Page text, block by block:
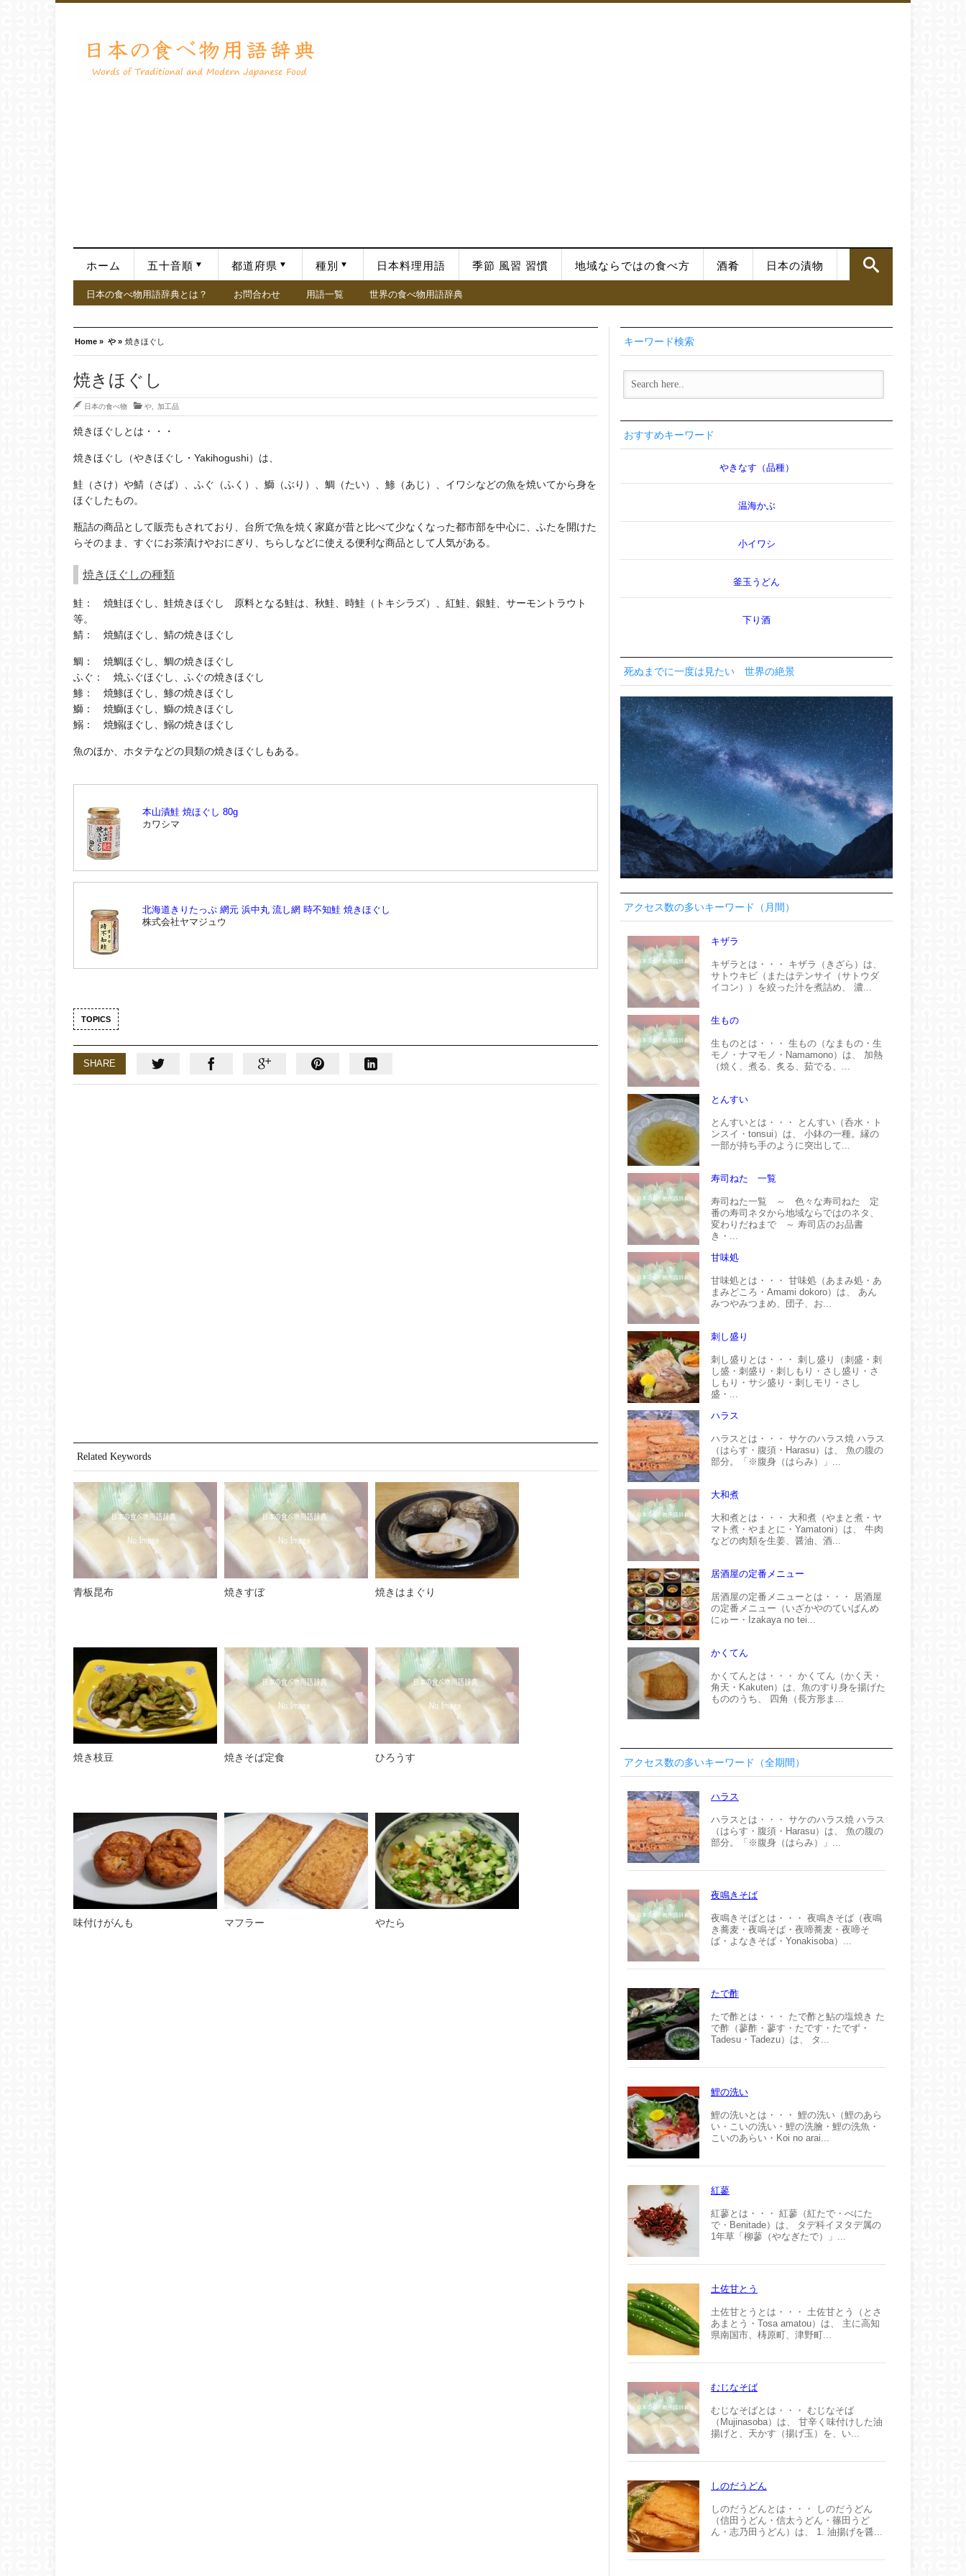
ホーム 五十音順 都道府県 種別 日本料理用語 季節 風習 習慣 地域ならではの食べ方 酒肴 日本の漬物
日本の食べ物用語辞典とは？ お問合わせ 用語一覧 世界の食べ物用語辞典
Home » や » 焼きほぐし
焼きほぐし
日本の食べ物 や 加工品
焼きほぐしとは・・・
焼きほぐし（やきほぐし・Yakihogushi）は、
鮭（さけ）や鯖（さば）、ふぐ（ふく）、鰤（ぶり）、鯛（たい）、鯵（あじ）、イワシなどの魚を焼いてから身を
ほぐしたもの。
瓶詰の商品として販売もされており、台所で魚を焼く家庭が昔と比べて少なくなった都市部を中心に、ふたを開けた
らそのまま、すぐにお茶漬けやおにぎり、ちらしなどに使える便利な商品として人気がある。
焼きほぐしの種類
鮭： 焼鮭ほぐし、鮭焼きほぐし 原料となる鮭は、秋鮭、時鮭（トキシラズ）、紅鮭、銀鮭、サーモントラウト
等。
鯖： 焼鯖ほぐし、鯖の焼きほぐし
鯛： 焼鯛ほぐし、鯛の焼きほぐし
ふぐ： 焼ふぐほぐし、ふぐの焼きほぐし
鯵： 焼鯵ほぐし、鯵の焼きほぐし
鰤： 焼鰤ほぐし、鰤の焼きほぐし
鰯： 焼鰯ほぐし、鰯の焼きほぐし
魚のほか、ホタテなどの貝類の焼きほぐしもある。
本山漬鮭 焼ほぐし 80g
カワシマ
北海道きりたっぷ 網元 浜中丸 流し網 時不知鮭 焼きほぐし
株式会社ヤマジュウ
TOPICS
SHARE
Related Keywords
青板昆布 焼きすぼ 焼きはまぐり
焼き枝豆 焼きそば定食 ひろうす
味付けがんも マフラー やたら
キーワード検索
おすすめキーワード
やきなす（品種）
温海かぶ
小イワシ
釜玉うどん
下り酒
死ぬまでに一度は見たい 世界の絶景
アクセス数の多いキーワード（月間）
キザラ
キザラとは・・・ キザラ（きざら）は、
サトウキビ（またはテンサイ（サトウダ
イコン））を絞った汁を煮詰め、 濃...
生もの
生ものとは・・・ 生もの（なまもの・生
モノ・ナマモノ・Namamono）は、 加熱
（焼く、煮る、炙る、茹でる、...
とんすい
とんすいとは・・・ とんすい（呑水・ト
ンスイ・tonsui）は、 小鉢の一種。縁の
一部が持ち手のように突出して...
寿司ねた 一覧
寿司ねた一覧 ～ 色々な寿司ねた 定
番の寿司ネタから地域ならではのネタ、
変わりだねまで ～ 寿司店のお品書
き・...
甘味処
甘味処とは・・・ 甘味処（あまみ処・あ
まみどころ・Amami dokoro）は、 あん
みつやみつまめ、団子、お...
刺し盛り
刺し盛りとは・・・ 刺し盛り（刺盛・刺
し盛・刺盛り・刺しもり・さし盛り・さ
しもり・サシ盛り・刺しモリ・さし
盛・...
ハラス
ハラスとは・・・ サケのハラス焼 ハラス
（はらす・腹須・Harasu）は、 魚の腹の
部分。「※腹身（はらみ）」...
大和煮
大和煮とは・・・ 大和煮（やまと煮・ヤ
マト煮・やまとに・Yamatoni）は、 牛肉
などの肉類を生姜、醤油、酒...
居酒屋の定番メニュー
居酒屋の定番メニューとは・・・ 居酒屋
の定番メニュー（いざかやのていばんめ
にゅー・Izakaya no tei...
かくてん
かくてんとは・・・ かくてん（かく天・
角天・Kakuten）は、魚のすり身を揚げた
もののうち、 四角（長方形ま...
アクセス数の多いキーワード（全期間）
ハラス
ハラスとは・・・ サケのハラス焼 ハラス
（はらす・腹須・Harasu）は、 魚の腹の
部分。「※腹身（はらみ）」...
夜鳴きそば
夜鳴きそばとは・・・ 夜鳴きそば（夜鳴
き蕎麦・夜鳴そば・夜啼蕎麦・夜啼そ
ば・よなきそば・Yonakisoba）...
たで酢
たで酢とは・・・ たで酢と鮎の塩焼き た
で酢（蓼酢・蓼す・たです・たでず・
Tadesu・Tadezu）は、 タ...
鯉の洗い
鯉の洗いとは・・・ 鯉の洗い（鯉のあら
い・こいの洗い・鯉の洗膾・鯉の洗魚・
こいのあらい・Koi no arai...
紅蓼
紅蓼とは・・・ 紅蓼（紅たで・べにた
で・Benitade）は、 タデ科イヌタデ属の
1年草「柳蓼（やなぎたで）」...
土佐甘とう
土佐甘とうとは・・・ 土佐甘とう（とさ
あまとう・Tosa amatou）は、 主に高知
県南国市、梼原町、津野町...
むじなそば
むじなそばとは・・・ むじなそば
（Mujinasoba）は、 甘辛く味付けした油
揚げと、天かす（揚げ玉）を、い...
しのだうどん
しのだうどんとは・・・ しのだうどん
（信田うどん・信太うどん・篠田うど
ん・志乃田うどん）は、 1. 油揚げを醤...